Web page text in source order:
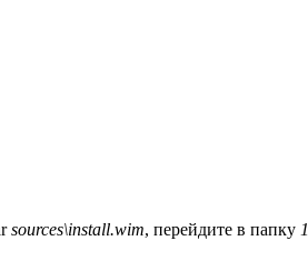
sources\install.wim, перейдите в папку